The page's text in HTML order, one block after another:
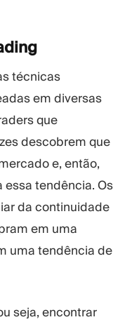
técnicas
em diversas
que
descobrem que
e, então,
essa tendência. Os
da continuidade
em uma
uma tendência de
seja, encontrar